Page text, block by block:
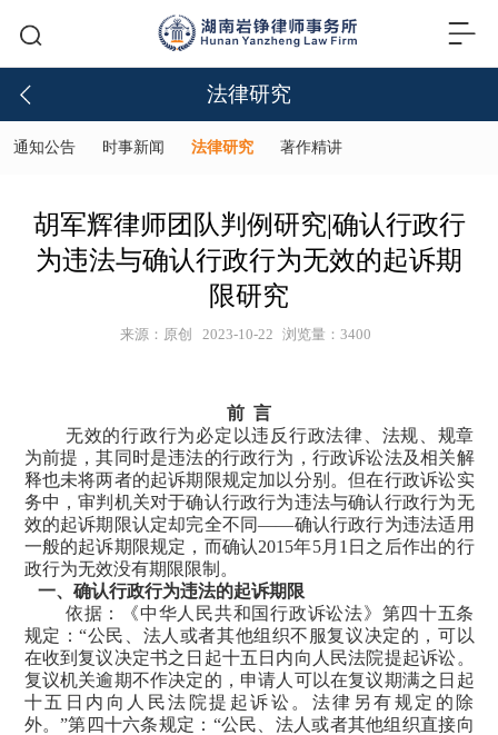
法律研究
通知公告 时事新闻 法律研究 著作精讲
胡军辉律师团队判例研究|确认行政行
为违法与确认行政行为无效的起诉期
限研究
来源：原创 2023-10-22 浏览量：3400
前 言
无效的行政行为必定以违反行政法律、法规、规章
为前提，其同时是违法的行政行为，行政诉讼法及相关解
释也未将两者的起诉期限规定加以分别。但在行政诉讼实
务中，审判机关对于确认行政行为违法与确认行政行为无
效的起诉期限认定却完全不同——确认行政行为违法适用
一般的起诉期限规定，而确认2015年5月 1 日之后作出的行
政行为无效没有期限限制。
一、确认行政行为违法的起诉期限
依据：《中华人民共和国行政诉讼法》第四十五条
规定：“公民、法人或者其他组织不服复议决定的，可以
在收到复议决定书之日起十五日内向人民法院提起诉讼。
复议机关逾期不作决定的，申请人可以在复议期满之日起
十五日内向人民法院提起诉讼。法律另有规定的除
外。”第四十六条规定：“公民、法人或者其他组织直接向